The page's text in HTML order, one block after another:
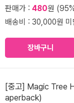
판매가 : 480원
배송비 : 30,000원
장바구니
[중고] Magic Tree
aperback)